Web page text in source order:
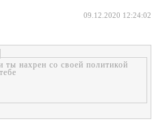
09.12.2020 12:24:02
ты нахрен со своей политикой